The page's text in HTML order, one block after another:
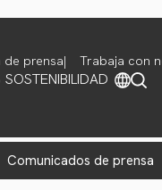
de prensa Trabaja con
SOSTENIBILIDAD
comunicados de prensa